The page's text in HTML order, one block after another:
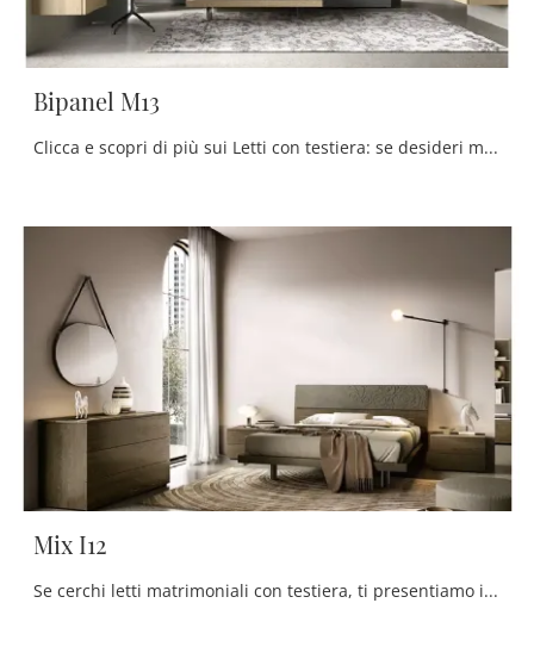
Bipanel M13
Clicca e scopri di più sui Letti con testiera: se desideri modelli matrimoniali moderni, il modello Bipanel M13 Moretti Compact Giorno Notte fa per ...
Mix I12
Se cerchi letti matrimoniali con testiera, ti presentiamo il modello Mix I12 in melaminico per completare la zona notte.